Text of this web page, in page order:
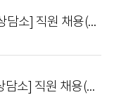
(자연재난대응 계약직 5개월) 재공고
폭염계절나기사업 계약직 2개월) 공고